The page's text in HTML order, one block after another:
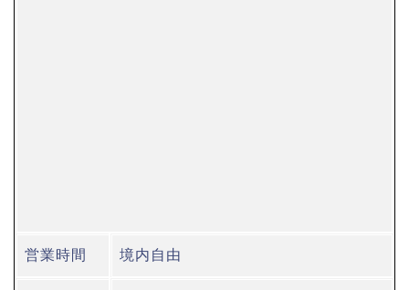
営業時間 境内自由